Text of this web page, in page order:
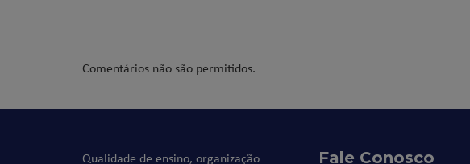
Comentários não são permitidos.
Qualidade de ensino, organização Fale Conosco